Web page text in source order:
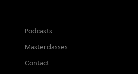
Podcasts
Masterclasses
Contact